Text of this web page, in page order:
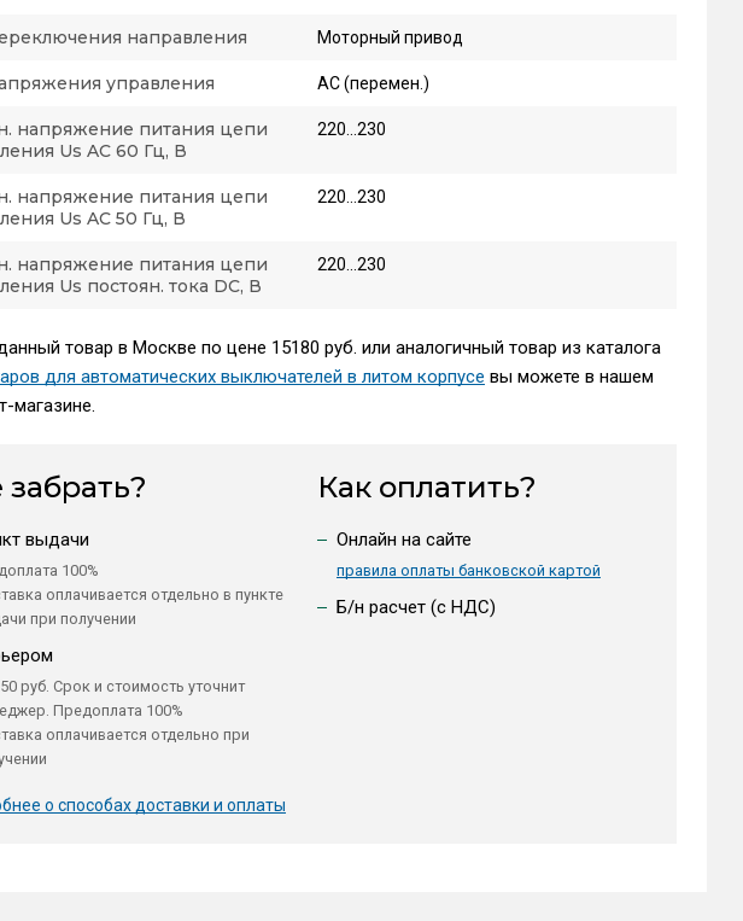
направления Моторный привод
управления AC (перемен.)
напряжение питания цепи
Us AC 60 Гц, В
220...230
напряжение питания цепи
Us AC 50 Гц, В
220...230
напряжение питания цепи
Us постоян. тока DC, В
220...230
товар в Москве по цене 15180 руб. или аналогичный товар из каталога
для автоматических выключателей в литом корпусе вы можете в нашем
магазине.
забрать?
выдачи
100%
оплачивается отдельно в пункте
при получении
руб. Срок и стоимость уточнит
Предоплата 100%
оплачивается отдельно при
о способах доставки и оплаты
Как оплатить?
Онлайн на сайте
правила оплаты банковской картой
Б/н расчет (c НДС)